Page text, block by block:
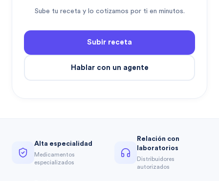
Sube tu receta y lo cotizamos por ti en minutos.
Subir receta
Hablar con un agente
Alta especialidad
Medicamentos
especializados
Relación con
laboratorios
Distribuidores
autorizados